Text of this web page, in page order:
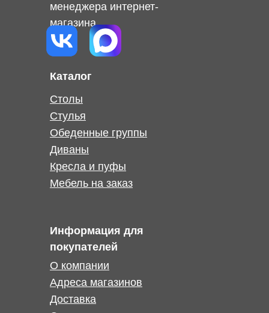
Информация для
покупателей
Каталог
менеджера интернет-
магазина
Обеденные группы
Мебель на заказ
Кресла и пуфы
Диваны
Стулья
Доставка
Адреса магазинов
О компании
Столы